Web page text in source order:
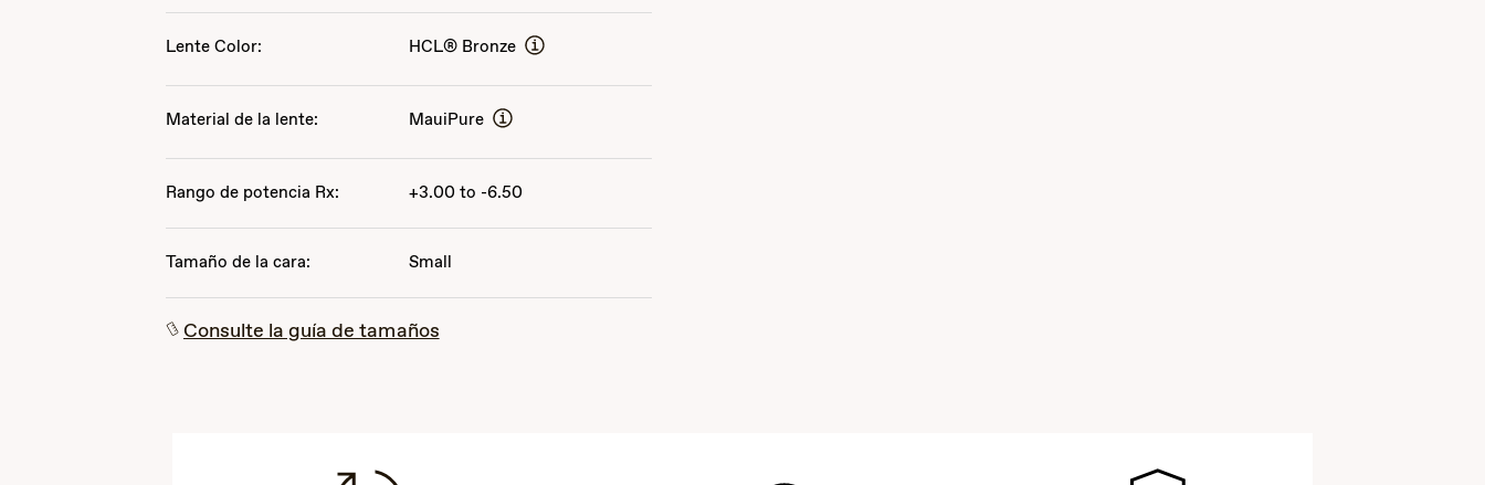
Lente Color: HCL® Bronze
Material de la lente: MauiPure
Rango de potencia Rx: +3.00 to -6.50
Tamaño de la cara: Small
Consulte la guía de tamaños